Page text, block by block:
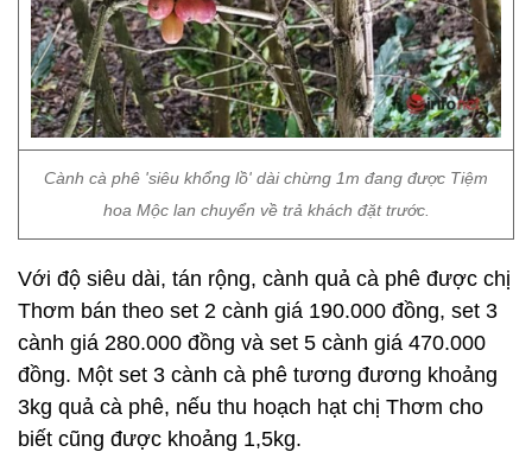
Cành cà phê 'siêu khổng lồ' dài chừng 1m đang được Tiệm
hoa Mộc lan chuyển về trả khách đặt trước.
Với độ siêu dài, tán rộng, cành quả cà phê được chị
Thơm bán theo set 2 cành giá 190.000 đồng, set 3
cành giá 280.000 đồng và set 5 cành giá 470.000
đồng. Một set 3 cành cà phê tương đương khoảng
3kg quả cà phê, nếu thu hoạch hạt chị Thơm cho
biết cũng được khoảng 1,5kg.